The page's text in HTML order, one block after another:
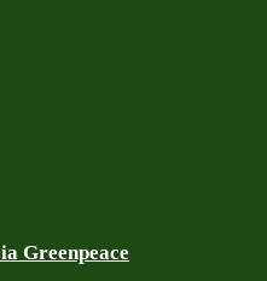
Greenpeace